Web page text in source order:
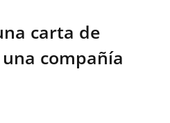
carta de
compañía